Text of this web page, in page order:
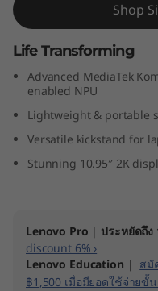
G
e
n
9
Shop
Life Transforming
Advanced MediaTek
enabled NPU
Lightweight & portable
Versatile kickstand for
Stunning 10.95″ 2K
Lenovo Pro | ประหยัดถึง
discount 6% ›
Lenovo Education | สมั
฿1,500 เมื่อมียอดใช้จ่ายขั้